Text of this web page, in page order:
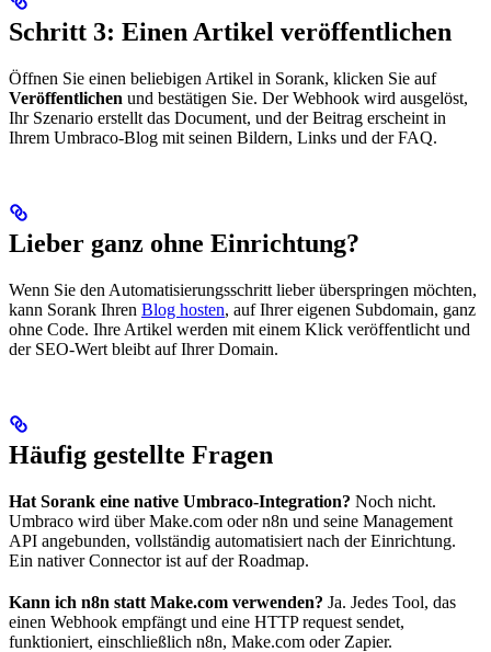
Schritt 3: Einen Artikel veröffentlichen
Öffnen Sie einen beliebigen Artikel in Sorank, klicken Sie auf
Veröffentlichen und bestätigen Sie. Der Webhook wird ausgelöst,
Ihr Szenario erstellt das Document, und der Beitrag erscheint in
Ihrem Umbraco-Blog mit seinen Bildern, Links und der FAQ.
Lieber ganz ohne Einrichtung?
Wenn Sie den Automatisierungsschritt lieber überspringen möchten,
kann Sorank Ihren Blog hosten, auf Ihrer eigenen Subdomain, ganz
ohne Code. Ihre Artikel werden mit einem Klick veröffentlicht und
der SEO-Wert bleibt auf Ihrer Domain.
Häufig gestellte Fragen
Hat Sorank eine native Umbraco-Integration? Noch nicht.
Umbraco wird über Make.com oder n8n und seine Management
API angebunden, vollständig automatisiert nach der Einrichtung.
Ein nativer Connector ist auf der Roadmap.
Kann ich n8n statt Make.com verwenden? Ja. Jedes Tool, das
einen Webhook empfängt und eine HTTP request sendet,
funktioniert, einschließlich n8n, Make.com oder Zapier.